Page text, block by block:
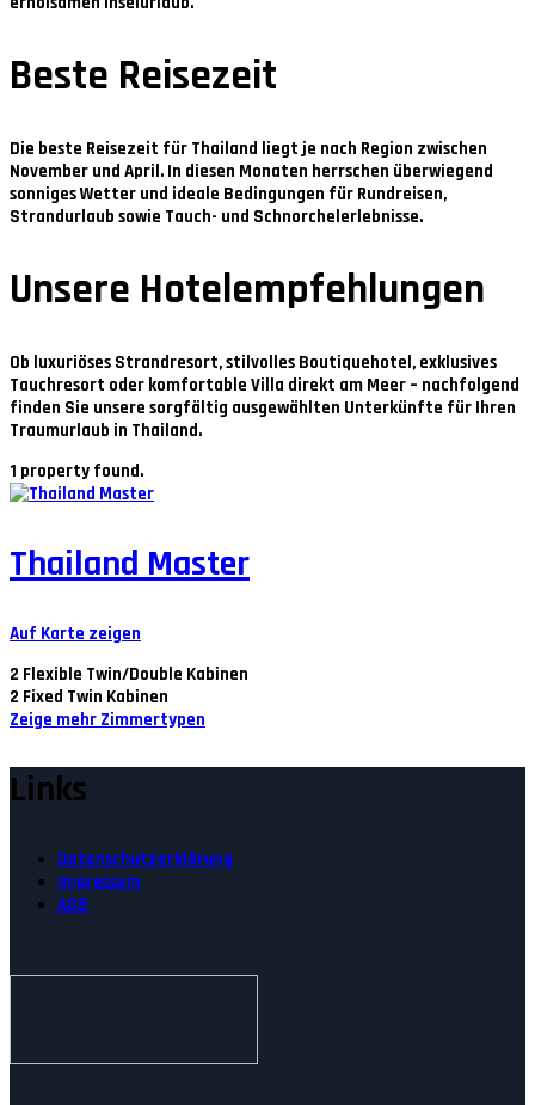
Beste Reisezeit
Die beste Reisezeit für Thailand liegt je nach Region zwischen
November und April. In diesen Monaten herrschen überwiegend
sonniges Wetter und ideale Bedingungen für Rundreisen,
Strandurlaub sowie Tauch- und Schnorchelerlebnisse.
Unsere Hotelempfehlungen
Ob luxuriöses Strandresort, stilvolles Boutiquehotel, exklusives
Tauchresort oder komfortable Villa direkt am Meer – nachfolgend
finden Sie unsere sorgfältig ausgewählten Unterkünfte für Ihren
Traumurlaub in Thailand.
1 property found.
Thailand Master
Auf Karte zeigen
2 Flexible Twin/Double Kabinen
2 Fixed Twin Kabinen
Zeige mehr Zimmertypen
Links
Datenschutzerklärung
Impressum
AGB